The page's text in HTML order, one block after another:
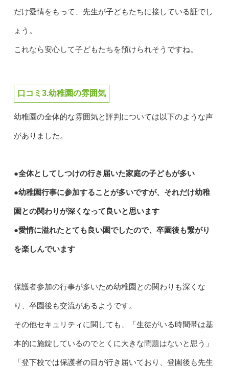
だけ愛情をもって、先生が子どもたちに接している証でし
ょう。
これなら安心して子どもたちを預けられそうですね。
口コミ3.幼稚園の雰囲気
幼稚園の全体的な雰囲気と評判については以下のような声
がありました。
●全体としてしつけの行き届いた家庭の子どもが多い
●幼稚園行事に参加することが多いですが、それだけ幼稚
園との関わりが深くなって良いと思います
●愛情に溢れたとても良い園でしたので、卒園後も繋がり
を楽しんでいます
保護者参加の行事が多いため幼稚園との関わりも深くな
り、卒園後も交流があるようです。
その他セキュリティに関しても、「生徒がいる時間帯は基
本的に施錠しているのでとくに大きな問題はないと思う」
「登下校では保護者の目が行き届いており、登園後も先生